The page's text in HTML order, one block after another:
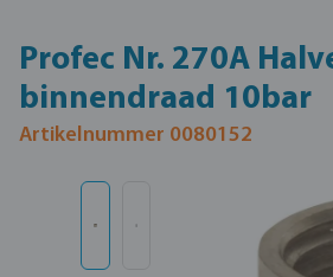
Profec Nr. 270A
binnendraad 10bar
Artikelnummer 0080152